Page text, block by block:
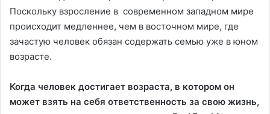
Поскольку взросление в современном западном мире
происходит медленнее, чем в восточном мире, где
зачастую человек обязан содержать семью уже в юном
возрасте.
Когда человек достигает возраста, в котором он
может взять на себя ответственность за свою жизнь,